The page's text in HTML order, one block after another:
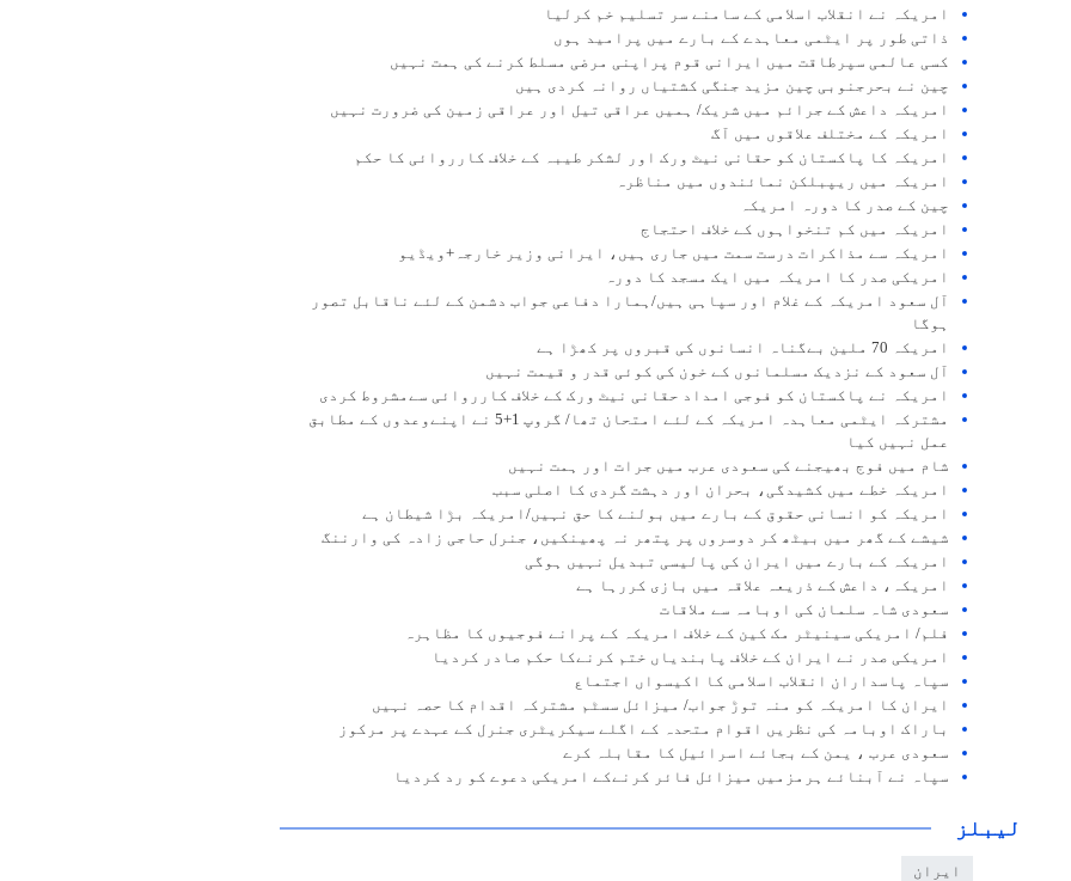
امریکہ نے انقلاب اسلامی کے سامنے سر تسلیم خم کرلیا
ذاتی طور پر ایٹمی معاہدے کے بارے میں پرامید ہوں
کسی عالمی سپرطاقت میں ایرانی قوم پراپنی مرضی مسلط کرنے کی ہمت نہیں
چین نے بحرجنوبی چین مزید جنگی کشتیاں روانہ کردی ہیں
امریکہ داعش کے جرائم میں شریک/ ہمیں عراقی تیل اور عراقی زمین کی ضرورت نہیں
امریکہ کے مختلف علاقوں میں آگ
امریکہ کا پاکستان کو حقانی نیٹ ورک اور لشکر طیبہ کے خلاف کارروائی کا حکم
امریکہ میں ریپبلکن نمائندوں میں مناظرہ
چین کے صدر کا دورہ امریکہ
امریکہ میں کم تنخواہوں کے خلاف احتجاج
امریکہ سے مذاکرات درست سمت میں جاری ہیں، ایرانی وزیر خارجہ+ویڈیو
امریکی صدر کا امریکہ میں ایک مسجد کا دورہ
آل سعود امریکہ کے غلام اور سپاہی ہیں/ہمارا دفاعی جواب دشمن کے لئے ناقابل تصور
ہوگا
امریکہ 70 ملین بےگناہ انسانوں کی قبروں پر کھڑا ہے
آل سعود کے نزدیک مسلمانوں کے خون کی کوئی قدر و قیمت نہیں
امریکہ نے پاکستان کو فوجی امداد حقانی نیٹ ورک کے خلاف کارروائی سےمشروط کردی
مشترکہ ایٹمی معاہدہ امریکہ کے لئے امتحان تھا/ گروپ 1+5 نے اپنےوعدوں کے مطابق
عمل نہیں کیا
شام میں فوج بھیجنے کی سعودی عرب میں جرات اور ہمت نہیں
امریکہ خطے میں کشیدگی، بحران اور دہشت گردی کا اصلی سبب
امریکہ کو انسانی حقوق کے بارے میں بولنے کا حق نہیں/امریکہ بڑا شیطان ہے
شیشے کے گھر میں بیٹھ کر دوسروں پر پتھر نہ پھینکیں، جنرل حاجی زادہ کی وارننگ
امریکہ کے بارے میں ایران کی پالیسی تبدیل نہیں ہوگی
امریکہ، داعش کے ذریعہ علاقہ میں بازی کررہا ہے
سعودی شاہ سلمان کی اوبامہ سے ملاقات
فلم/ امریکی سینیٹر مک کین کے خلاف امریکہ کے پرانے فوجیوں کا مظاہرہ
امریکی صدر نے ایران کے خلاف پابندیاں ختم کرنےکا حکم صادر کردیا
سپاہ پاسداران انقلاب اسلامی کا اکیسواں اجتماع
ایران کا امریکہ کو منہ توڑ جواب/ میزائل سسٹم مشترکہ اقدام کا حصہ نہیں
باراک اوبامہ کی نظریں اقوام متحدہ کے اگلے سیکریٹری جنرل کے عہدے پر مرکوز
سعودی عرب ، یمن کے بجائے اسرائیل کا مقابلہ کرے
سپاہ نے آبنائے ہرمزمیں میزائل فائر کرنےکے امریکی دعوے کو رد کردیا
لیبلز
ایران